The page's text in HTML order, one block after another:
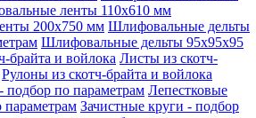
ленты 110x610 мм
200x750 мм Шлифовальные дельты
Шлифовальные дельты 95x95x95
брайта и войлока Листы из скотч-
Рулоны из скотч-брайта и войлока
по параметрам Лепестковые
параметрам Зачистные круги - подбор